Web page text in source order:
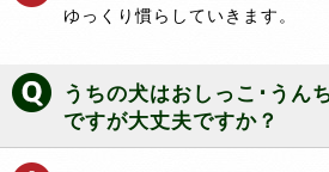
ゆっくり慣らしていきます。
うちの犬はおしっこ･うん
ですが大丈夫ですか？